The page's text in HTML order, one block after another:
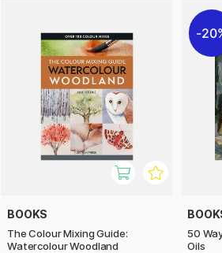
BOOKS
The Colour Mixing Guide:
Watercolour Woodland
50
Oils